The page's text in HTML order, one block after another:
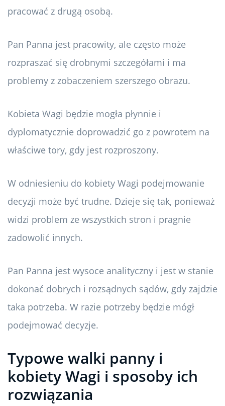
pracować z drugą osobą.
Pan Panna jest pracowity, ale często może
rozpraszać się drobnymi szczegółami i ma
problemy z zobaczeniem szerszego obrazu.
Kobieta Wagi będzie mogła płynnie i
dyplomatycznie doprowadzić go z powrotem na
właściwe tory, gdy jest rozproszony.
W odniesieniu do kobiety Wagi podejmowanie
decyzji może być trudne. Dzieje się tak, ponieważ
widzi problem ze wszystkich stron i pragnie
zadowolić innych.
Pan Panna jest wysoce analityczny i jest w stanie
dokonać dobrych i rozsądnych sądów, gdy zajdzie
taka potrzeba. W razie potrzeby będzie mógł
podejmować decyzje.
Typowe walki panny i
kobiety Wagi i sposoby ich
rozwiązania